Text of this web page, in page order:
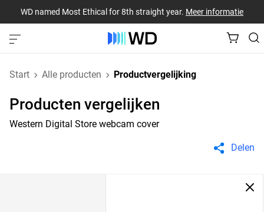
WD named Most Ethical for 8th straight year. Meer informatie
Start Alle producten Productvergelijking
Producten vergelijken
Western Digital Store webcam cover
Delen